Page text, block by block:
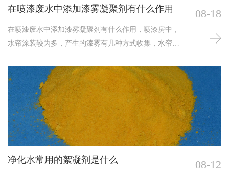
在喷漆废水中添加漆雾凝聚剂有什么作用
在喷漆废水中添加漆雾凝聚剂有什么作用，喷漆房中，
水帘涂装较为多，产生的漆雾有几种方式收集，水帘池
的收集，空气中的喷淋塔收集，漆雾设备喷淋塔是利用
水与粉尘相互接触，经过接触之后可以去除粉尘，达到
净化的效果，在涂装车间的喷漆过程中，一般通过水帘
（水幕）装置的循环水吸收过喷漆雾，由于落漆越积越
多，造成循环水浑浊、变质，影响生产的正常进行，添
加漆雾凝聚剂减少堵水帘设备。
08-18
净化水常用的絮凝剂是什么 08-12